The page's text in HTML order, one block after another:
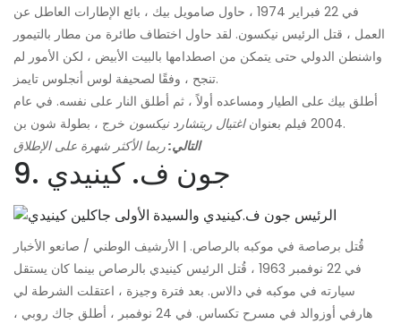
في 22 فبراير 1974 ، حاول صامويل بيك ، بائع الإطارات العاطل عن
العمل ، قتل الرئيس نيكسون. لقد حاول اختطاف طائرة من مطار بالتيمور
واشنطن الدولي حتى يتمكن من اصطدامها بالبيت الأبيض ، لكن الأمور لم
تنجح ، وفقًا لصحيفة لوس أنجلوس تايمز.
أطلق بيك على الطيار ومساعده أولاً ، ثم أطلق النار على نفسه. في عام
2004 فيلم بعنوان
اغتيال ريتشارد نيكسون
خرج ، بطولة شون بن.
التالي:ربما الأكثر شهرة على الإطلاق
9. جون ف. كينيدي
قُتل برصاصة في موكبه بالرصاص. | الأرشيف الوطني / صانعو الأخبار
في 22 نوفمبر 1963 ، قُتل الرئيس كينيدي بالرصاص بينما كان يستقل
سيارته في موكبه في دالاس. بعد فترة وجيزة ، اعتقلت الشرطة لي
هارفي أوزوالد في مسرح تكساس. في 24 نوفمبر ، أطلق جاك روبي ،